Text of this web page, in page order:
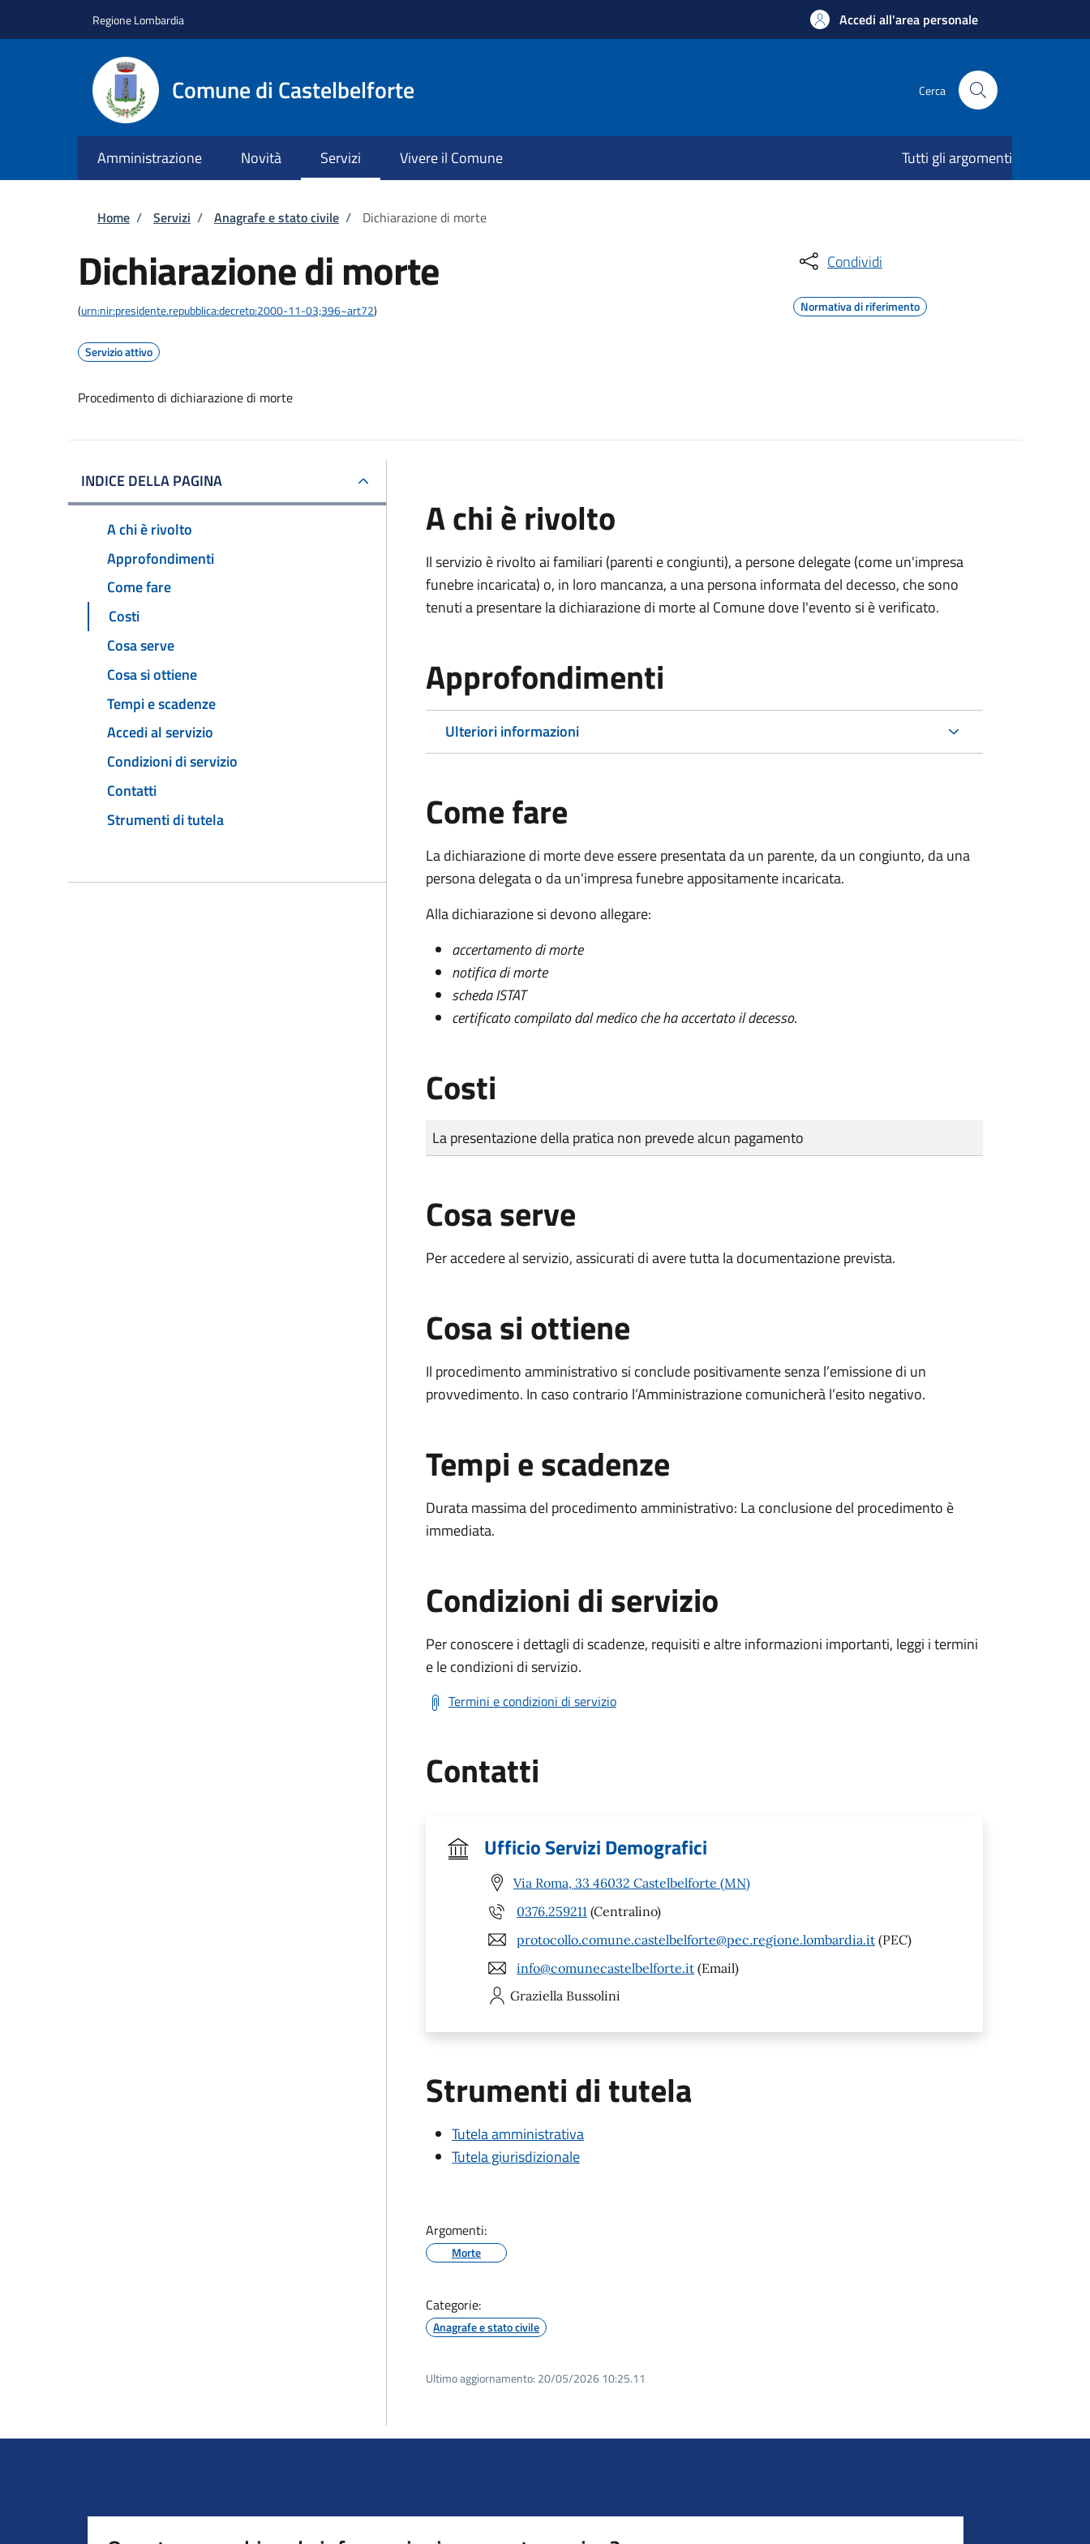
Regione Lombardia Accedi all'area personale
Comune di Castelbelforte Cerca
Amministrazione Novità Servizi Vivere il Comune Tutti gli argomenti
Briciole di pane
Home / Servizi / Anagrafe e stato civile / Dichiarazione di morte
Dichiarazione di morte
(urn:nir:presidente.repubblica:decreto:2000-11-03;396~art72)
Servizio attivo
Procedimento di dichiarazione di morte
Condividi
Normativa di riferimento
INDICE DELLA PAGINA
A chi è rivolto
Approfondimenti
Come fare
Costi
Cosa serve
Cosa si ottiene
Tempi e scadenze
Accedi al servizio
Condizioni di servizio
Contatti
Strumenti di tutela
A chi è rivolto
Il servizio è rivolto ai familiari (parenti e congiunti), a persone delegate (come un'impresa
funebre incaricata) o, in loro mancanza, a una persona informata del decesso, che sono
tenuti a presentare la dichiarazione di morte al Comune dove l'evento si è verificato.
Approfondimenti
Ulteriori informazioni
Come fare
La dichiarazione di morte deve essere presentata da un parente, da un congiunto, da una
persona delegata o da un'impresa funebre appositamente incaricata.
Alla dichiarazione si devono allegare:
accertamento di morte
notifica di morte
scheda ISTAT
certificato compilato dal medico che ha accertato il decesso.
Costi
Tipo di pagamento
Importo
La presentazione della pratica non prevede alcun pagamento
Cosa serve
Per accedere al servizio, assicurati di avere tutta la documentazione prevista.
Cosa si ottiene
Il procedimento amministrativo si conclude positivamente senza l’emissione di un
provvedimento. In caso contrario l’Amministrazione comunicherà l’esito negativo.
Tempi e scadenze
Durata massima del procedimento amministrativo: La conclusione del procedimento è
immediata.
Condizioni di servizio
Per conoscere i dettagli di scadenze, requisiti e altre informazioni importanti, leggi i termini
e le condizioni di servizio.
Termini e condizioni di servizio
Contatti
Ufficio Servizi Demografici
Via Roma, 33 46032 Castelbelforte (MN)
0376.259211 (Centralino)
protocollo.comune.castelbelforte@pec.regione.lombardia.it (PEC)
info@comunecastelbelforte.it (Email)
Graziella Bussolini
Strumenti di tutela
Tutela amministrativa
Tutela giurisdizionale
Argomenti:
Morte
Categorie:
Anagrafe e stato civile
Ultimo aggiornamento: 20/05/2026 10:25.11